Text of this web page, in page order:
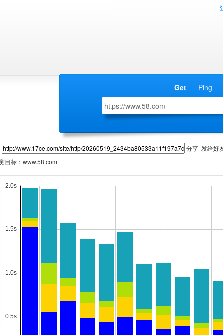
Get Ping
分享| 发给好
目标： www.58.com